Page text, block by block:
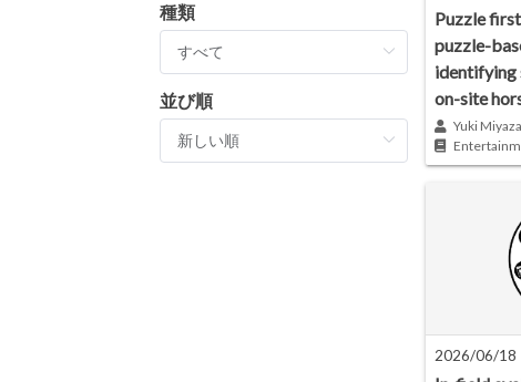
種類
並び順
Puzzle
puzzle-
identifying
on-site
Yuki
2026/06/18